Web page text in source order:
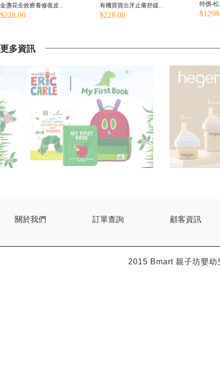
金盞花全效療養修復皮...
$228.00
有機寶寶出牙止癢舒緩...
$228.00
特價-
更多資訊
關於我們 訂單查詢 顧客資訊
2015 Bmart親子坊嬰幼